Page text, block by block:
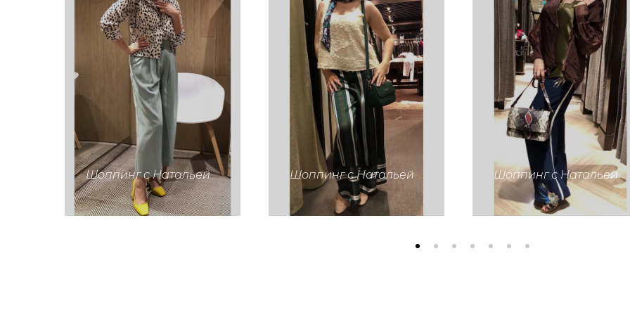
Шоппинг с Натальей Шоппинг с Натальей Шоппинг с Натальей